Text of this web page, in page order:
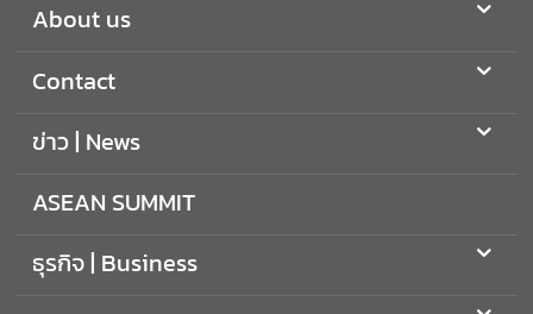
ก
า
เ
ย
พ
About us
Contact
ข่าว | News
ASEAN SUMMIT
ธุรกิจ | Business